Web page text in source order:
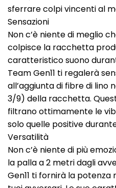
sferrare colpi vincenti al
Sensazioni
Non c’è niente di meglio
colpisce la racchetta
caratteristico suono
Team Gen11 ti regalerà
all’aggiunta di fibre di lino
3/9) della racchetta.
filtrano ottimamente le
solo quelle positive
Versatilità
Non c’è niente di più
la palla a 2 metri dagli
Gen11 ti fornirà la